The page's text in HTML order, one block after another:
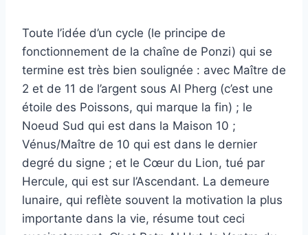
Toute l’idée d’un cycle (le principe de
fonctionnement de la chaîne de Ponzi) qui se
termine est très bien soulignée : avec Maître de
2 et de 11 de l’argent sous Al Pherg (c’est une
étoile des Poissons, qui marque la fin) ; le
Noeud Sud qui est dans la Maison 10 ;
Vénus/Maître de 10 qui est dans le dernier
degré du signe ; et le Cœur du Lion, tué par
Hercule, qui est sur l’Ascendant. La demeure
lunaire, qui reflète souvent la motivation la plus
importante dans la vie, résume tout ceci